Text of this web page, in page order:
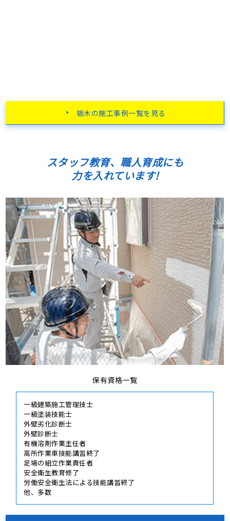
栃木の施工事例一覧を見る
スタッフ教育、職人育成にも
力を入れています!
保有資格一覧
一級建築施工管理技士
一級塗装技能士
外壁劣化診断士
外壁診断士
有機溶剤作業主任者
高所作業車技能講習終了
足場の組立作業責任者
安全衛生教育修了
労働安全衛生法による技能講習終了
他、多数